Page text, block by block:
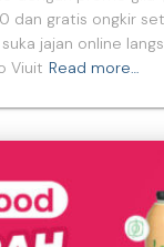
dan gratis ongkir
jajan online
Viuit Read more…